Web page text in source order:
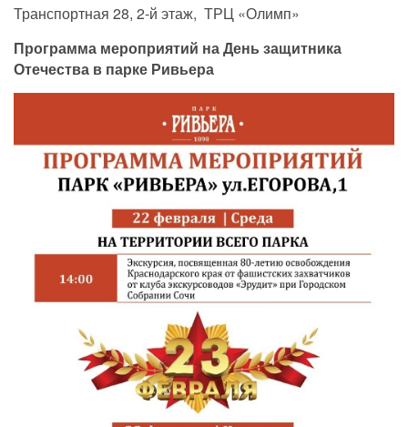
Транспортная 28, 2-й этаж, ТРЦ «Олимп»
Программа мероприятий на День защитника
Отечества в парке Ривьера